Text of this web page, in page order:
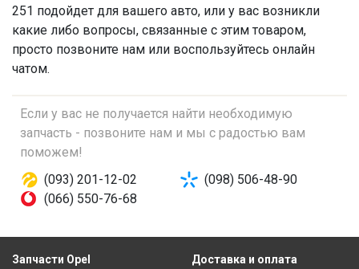
251 подойдет для вашего авто, или у вас возникли
какие либо вопросы, связанные с этим товаром,
просто позвоните нам или воспользуйтесь онлайн
чатом.
Если у вас не получается найти необходимую
запчасть - позвоните нам и мы с радостью вам
поможем!
(093) 201-12-02
(098) 506-48-90
(066) 550-76-68
Запчасти Opel Доставка и оплата